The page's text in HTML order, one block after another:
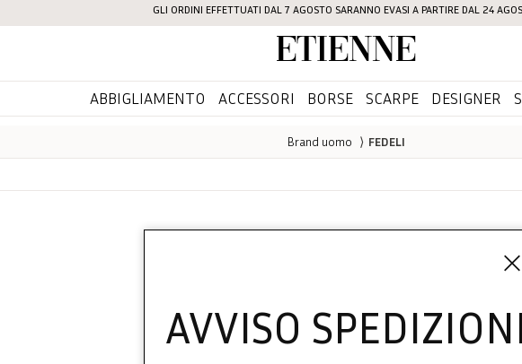
GLI ORDINI EFFETTUATI DAL 7 AGOSTO SARANNO EVASI A PARTIRE DAL 24
Etienne
ABBIGLIAMENTO ACCESSORI BORSE SCARPE DESIGNER
Brand uomo ⟩ FEDELI
AVVISO